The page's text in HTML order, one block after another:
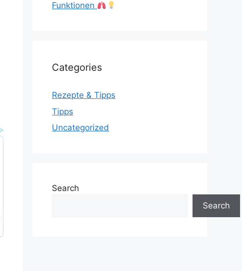
Funktionen
Categories
Rezepte & Tipps
Tipps
Uncategorized
Search
Search